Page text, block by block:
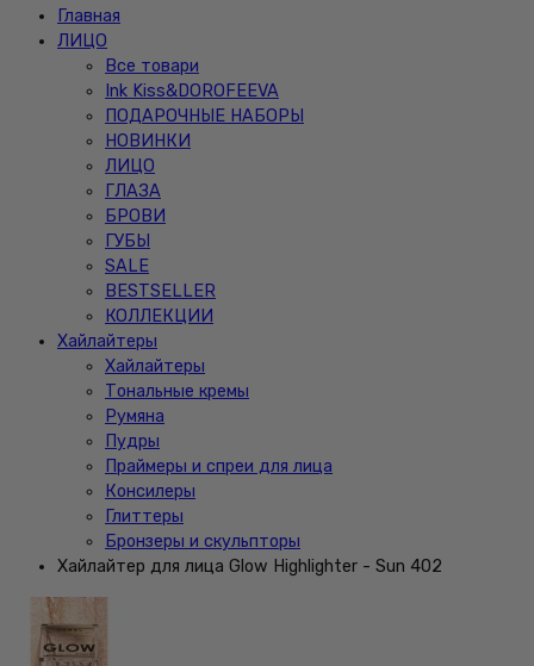
Главная
ЛИЦО
Все товари
Ink Kiss&DOROFEEVA
ПОДАРОЧНЫЕ НАБОРЫ
НОВИНКИ
ЛИЦО
ГЛАЗА
БРОВИ
ГУБЫ
SALE
BESTSELLER
КОЛЛЕКЦИИ
Хайлайтеры
Хайлайтеры
Тональные кремы
Румяна
Пудры
Праймеры и спреи для лица
Консилеры
Глиттеры
Бронзеры и скульпторы
Хайлайтер для лица Glow Highlighter - Sun 402